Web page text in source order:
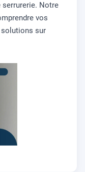
serrurerie. Notre
vos
sur